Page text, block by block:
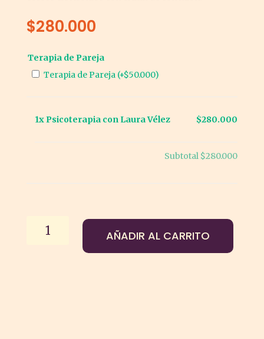
$280.000
Terapia de Pareja
Terapia de Pareja (+$50.000)
1xPsicoterapia con Laura Vélez $280.000
Subtotal $280.000
AÑADIR AL CARRITO